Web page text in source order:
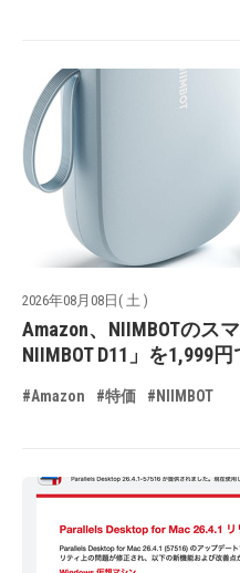
2026年08月08日( 土 )
Amazon、NIIMBOTのス
NIIMBOT D11」を1,999
#Amazon #特価 #NIIMBOT